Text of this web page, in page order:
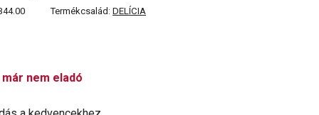
Termékcsalád: DELÍCIA
nem eladó